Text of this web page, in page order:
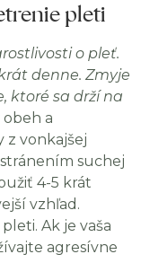
pleti
o pleť.
denne. Zmyje
ktoré sa drží na
obeh a
vonkajšej
suchej
4-5 krát
vzhľad.
Ak je vaša
agresívne